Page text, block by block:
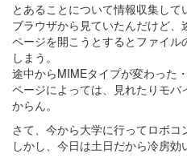
とあることについて情報収集して
ブラウザから見ていたんだけど、
ページを開こうとするとファイ
しまう。
途中からMIMEタイプが変わった
ページによっては、見れたりモ
からん。
さて、今から大学に行ってロボコ
しかし、今日は土日だから冷房効